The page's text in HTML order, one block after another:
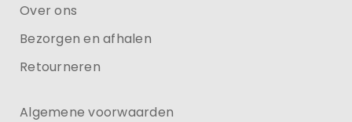
Over ons
Bezorgen en afhalen
Retourneren
Algemene voorwaarden